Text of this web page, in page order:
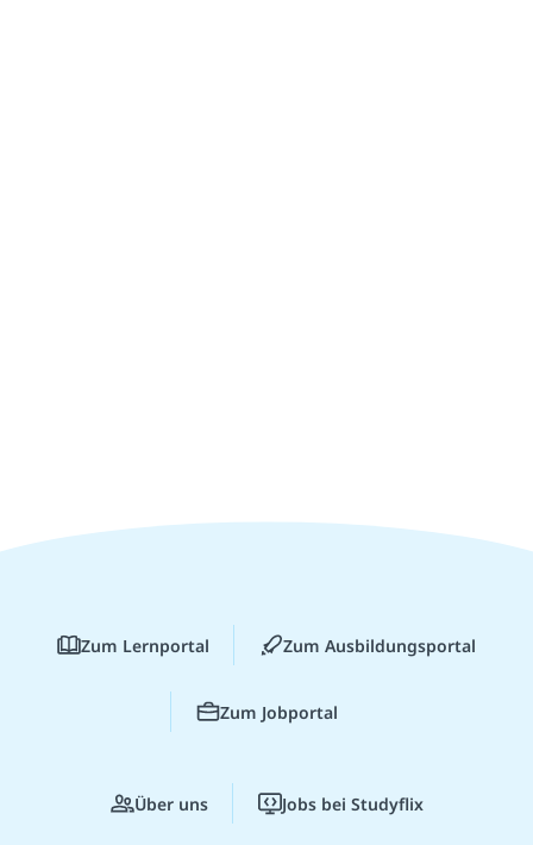
Zum Lernportal Zum Ausbildungsportal
Zum Jobportal
Über uns Jobs bei Studyflix